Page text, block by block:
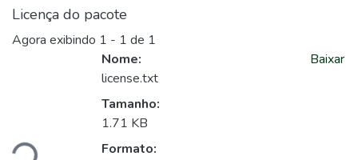
Licença do pacote
Agora exibindo 1 - 1 de 1
Nome:
license.txt
Tamanho:
1.71 KB
Formato:
Baixar